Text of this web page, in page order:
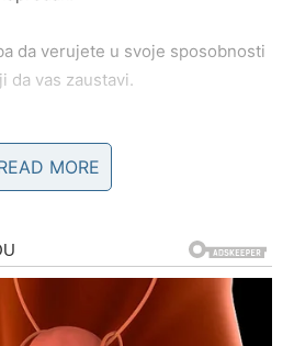
da verujete u svoje sposobnosti
da vas zaustavi.
koja dolazi
odluke
Vage često vole ravnotežu
Vi znate kako da cenite
imate sposobnost da
MORE